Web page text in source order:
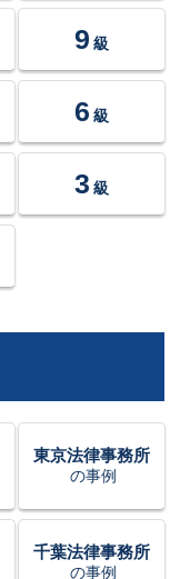
9 級
6 級
3 級
東京法律事務所
の事例
千葉法律事務所
の事例